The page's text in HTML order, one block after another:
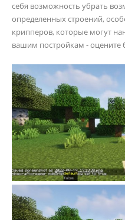
себя возможность убрать
определенных строений,
крипперов, которые могут
вашим постройкам - оцените